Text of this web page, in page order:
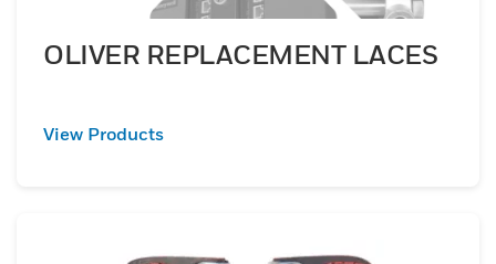
OLIVER REPLACEMENT LACES
View Products